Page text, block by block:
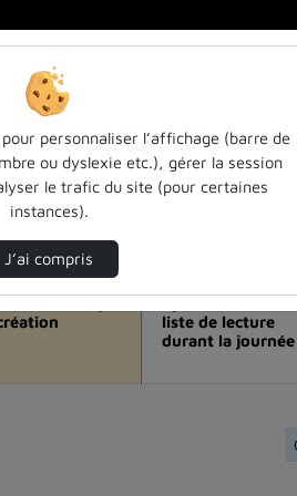
numérique
liste de lecture
durant la journée
personnaliser l’affichage (barre de
ou dyslexie etc.), gérer la session
le trafic du site (pour certaines
instances).
J’ai compris